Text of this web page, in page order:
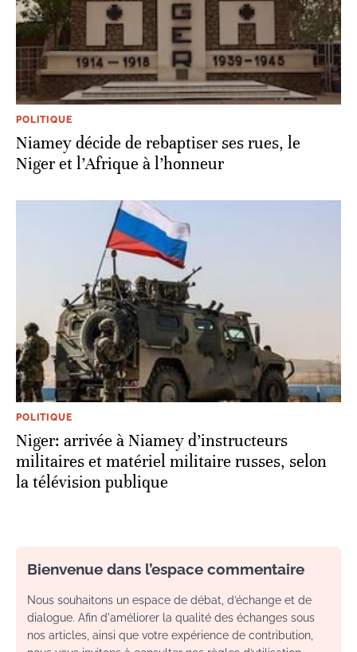
POLITIQUE
Niamey décide de rebaptiser ses rues, le
Niger et l’Afrique à l’honneur
POLITIQUE
Niger: arrivée à Niamey d’instructeurs
militaires et matériel militaire russes, selon
la télévision publique
Bienvenue dans l’espace commentaire
Nous souhaitons un espace de débat, d’échange et de
dialogue. Afin d'améliorer la qualité des échanges sous
nos articles, ainsi que votre expérience de contribution,